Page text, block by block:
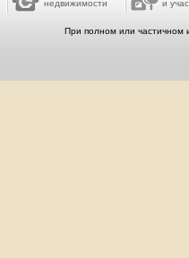
недвижимости и
При полном или частичном